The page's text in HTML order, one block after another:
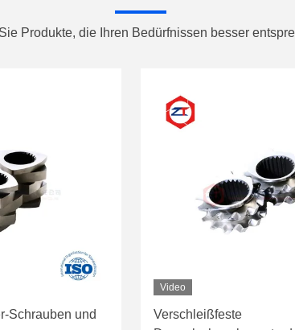
Produkte, die Ihren Bedürfnissen besser
Schrauben und
Video
Verschleißfeste